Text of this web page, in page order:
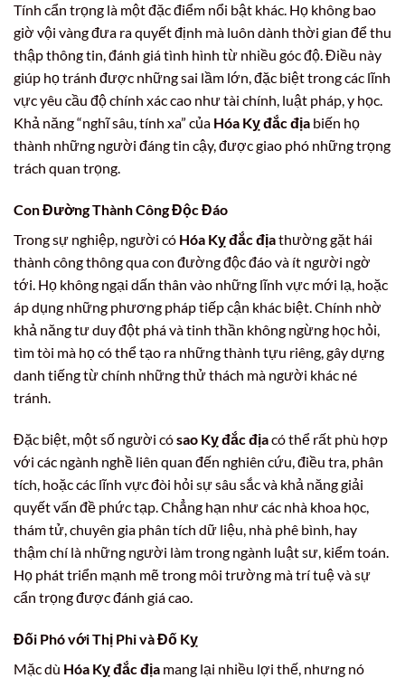
Tính cẩn trọng là một đặc điểm nổi bật khác. Họ không bao
giờ vội vàng đưa ra quyết định mà luôn dành thời gian để thu
thập thông tin, đánh giá tình hình từ nhiều góc độ. Điều này
giúp họ tránh được những sai lầm lớn, đặc biệt trong các lĩnh
vực yêu cầu độ chính xác cao như tài chính, luật pháp, y học.
Khả năng “nghĩ sâu, tính xa” của Hóa Kỵ đắc địa biến họ
thành những người đáng tin cậy, được giao phó những trọng
trách quan trọng.
Con Đường Thành Công Độc Đáo
Trong sự nghiệp, người có Hóa Kỵ đắc địathường gặt hái
thành công thông qua con đường độc đáo và ít người ngờ
tới. Họ không ngại dấn thân vào những lĩnh vực mới lạ, hoặc
áp dụng những phương pháp tiếp cận khác biệt. Chính nhờ
khả năng tư duy đột phá và tinh thần không ngừng học hỏi,
tìm tòi mà họ có thể tạo ra những thành tựu riêng, gây dựng
danh tiếng từ chính những thử thách mà người khác né
tránh.
Đặc biệt, một số người cósao Kỵ đắc địacó thể rất phù hợp
với các ngành nghề liên quan đến nghiên cứu, điều tra, phân
tích, hoặc các lĩnh vực đòi hỏi sự sâu sắc và khả năng giải
quyết vấn đề phức tạp. Chẳng hạn như các nhà khoa học,
thám tử, chuyên gia phân tích dữ liệu, nhà phê bình, hay
thậm chí là những người làm trong ngành luật sư, kiểm toán.
Họ phát triển mạnh mẽ trong môi trường mà trí tuệ và sự
cẩn trọng được đánh giá cao.
Đối Phó với Thị Phi và Đố Kỵ
Mặc dù Hóa Kỵ đắc địa mang lại nhiều lợi thế, nhưng nó